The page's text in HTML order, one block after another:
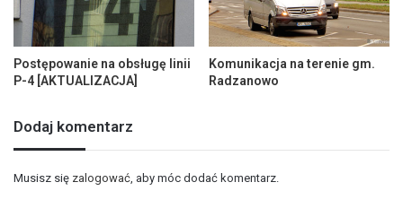
Postępowanie na obsługę linii
P-4 [AKTUALIZACJA]
Komunikacja na terenie gm.
Radzanowo
Dodaj komentarz
Musisz się zalogować , aby móc dodać komentarz.